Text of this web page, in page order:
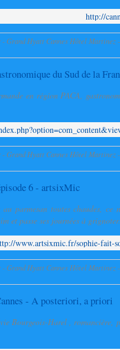
http://
Grand Hyatt Cannes Hôtel Martinez
en région PACA,
Grand Hyatt Cannes Hôtel Martinez
6 - artsixMic
parmesan toutes chaudes,
et passe ses journées à
www.artsixmic.fr/sophie-fait-
Grand Hyatt Cannes Hôtel Martinez
- A posteriori, a priori
Bourgeois-Harel , romancière,